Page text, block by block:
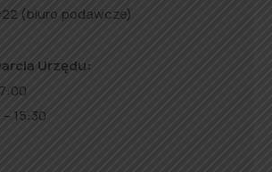
22 (biuro podawcze)
Urzędu:
15:30